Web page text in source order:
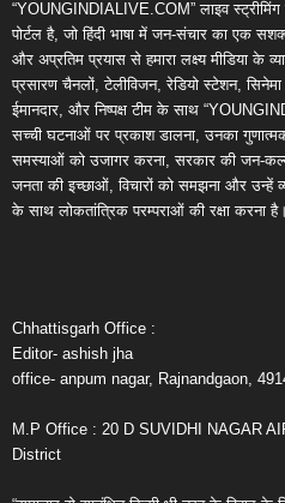
“YOUNGINDIALIVE.COM” लाइव
पोर्टल है, जो हिंदी भाषा में जन-संचार का एक
और अप्रतिम प्रयास से हमारा लक्ष्य मीडिया के
प्रसारण चैनलों, टेलीविजन, रेडियो स्टेशन,
ईमानदार, और निष्पक्ष टीम के साथ
सच्ची घटनाओं पर प्रकाश डालना, उनका
समस्याओं को उजागर करना, सरकार की जन-
जनता की इच्छाओं, विचारों को समझना और उन्हें
के साथ लोकतांत्रिक परम्पराओं की रक्षा करना है।
Chhattisgarh Office :
Editor- ashish jha
office- anpum nagar, Rajnandgaon,
M.P Office : 20 D SUVIDHI NAGAR
District